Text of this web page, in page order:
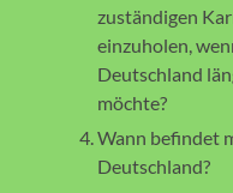
zuständigen
einzuholen,
Deutschland
möchte?
Wann befindet
Deutschland?